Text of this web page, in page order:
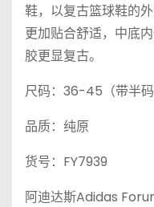
鞋，以复古篮球鞋的
更加贴合舒适，中底
胶更显复古。
尺码：36-45（带半码
品质：纯原
货号：FY7939
阿迪达斯Adidas